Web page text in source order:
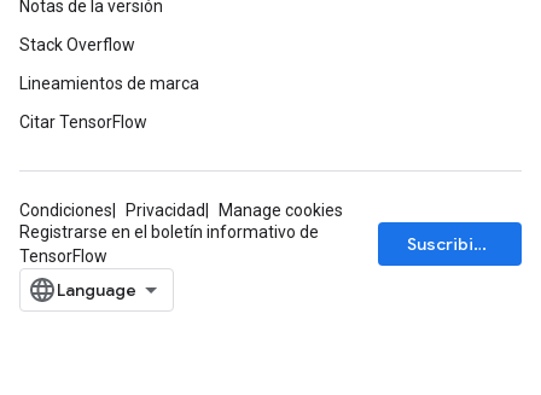
Notas de la versión
Stack Overflow
Lineamientos de marca
Citar TensorFlow
Condiciones Privacidad
Manage cookies
Registrarse en el boletín informativo de
TensorFlow
Suscribirse